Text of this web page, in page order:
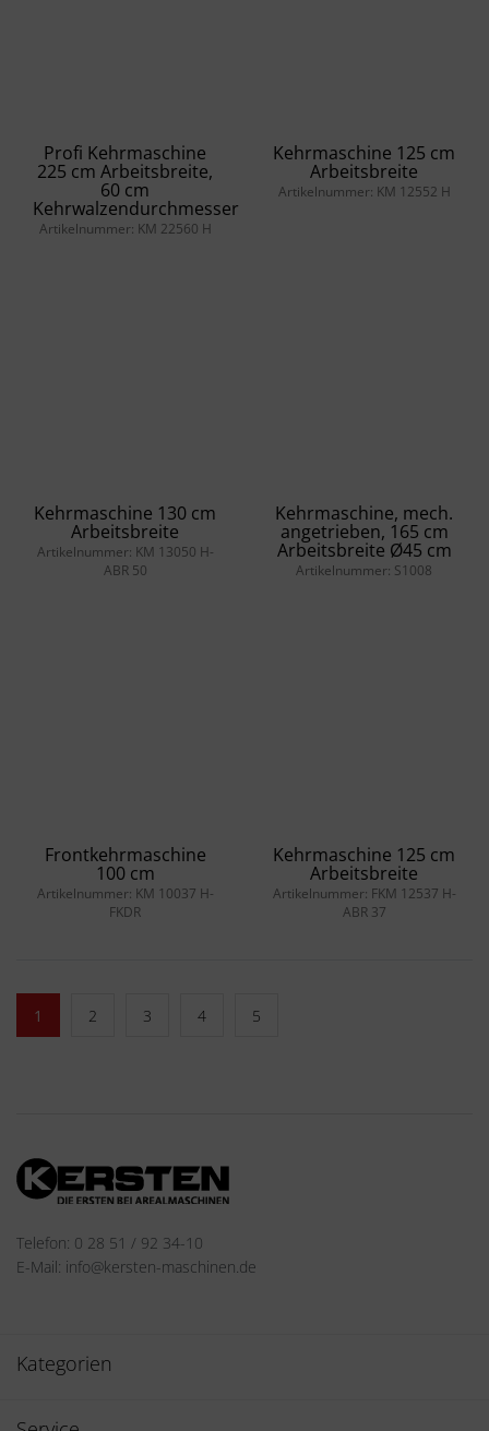
Profi Kehrmaschine
225 cm Arbeitsbreite,
60 cm
Kehrwalzendurchmesser
Artikelnummer: KM 22560 H
Kehrmaschine 125 cm
Arbeitsbreite
Artikelnummer: KM 12552 H
Kehrmaschine 130 cm
Arbeitsbreite
Artikelnummer: KM 13050 H-
ABR 50
Kehrmaschine, mech.
angetrieben, 165 cm
Arbeitsbreite Ø45 cm
Artikelnummer: S1008
Frontkehrmaschine
100 cm
Artikelnummer: KM 10037 H-
FKDR
Kehrmaschine 125 cm
Arbeitsbreite
Artikelnummer: FKM 12537 H-
ABR 37
1 2 3 4 5
Telefon: 0 28 51 / 92 34-10
E-Mail: info@kersten-maschinen.de
Kategorien